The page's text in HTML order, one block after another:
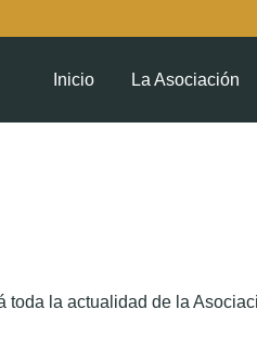
Inicio La Asociación
toda la actualidad de la